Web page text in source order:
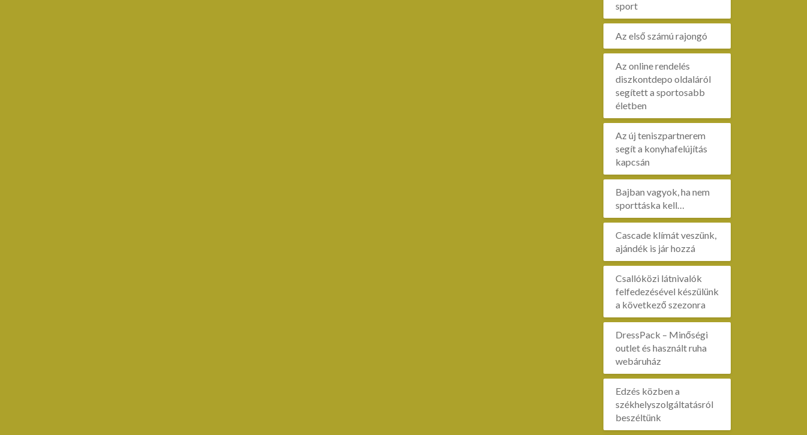
sport
Az első számú rajongó
Az online rendelés
diszkontdepo oldaláról
segített a sportosabb
életben
Az új teniszpartnerem
segít a konyhafelújítás
kapcsán
Bajban vagyok, ha nem
sporttáska kell…
Cascade klímát veszünk,
ajándék is jár hozzá
Csallóközi látnivalók
felfedezésével készülünk
a következő szezonra
DressPack – Minőségi
outlet és használt ruha
webáruház
Edzés közben a
székhelyszolgáltatásról
beszéltünk